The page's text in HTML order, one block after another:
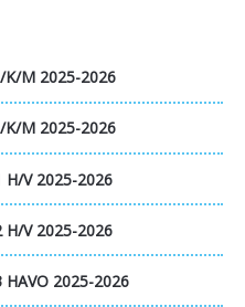
K/M 2025-2026
K/M 2025-2026
H/V 2025-2026
H/V 2025-2026
2025-2026